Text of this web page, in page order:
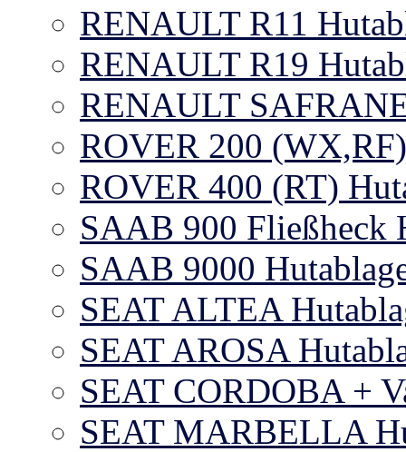
RENAULT R11
RENAULT R19
RENAULT
ROVER 200
ROVER 400 (RT)
SAAB 900 Fließheck
SAAB 9000
SEAT ALTEA
SEAT AROSA
SEAT CORDOBA +
SEAT MARBELLA